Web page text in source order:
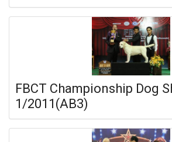
FBCT Championship Dog
1/2011(AB3)